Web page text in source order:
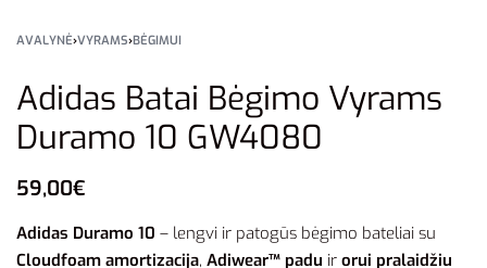
AVALYNĖ›VYRAMS›BĖGIMUI
Adidas Batai Bėgimo Vyrams
Duramo 10 GW4080
59,00€
Adidas Duramo 10 – lengvi ir patogūs bėgimo bateliai su
Cloudfoam amortizacija, Adiwear™ padu ir orui pralaidžiu